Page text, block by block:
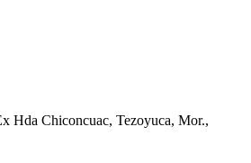
Hda Chiconcuac, Tezoyuca, Mor.,